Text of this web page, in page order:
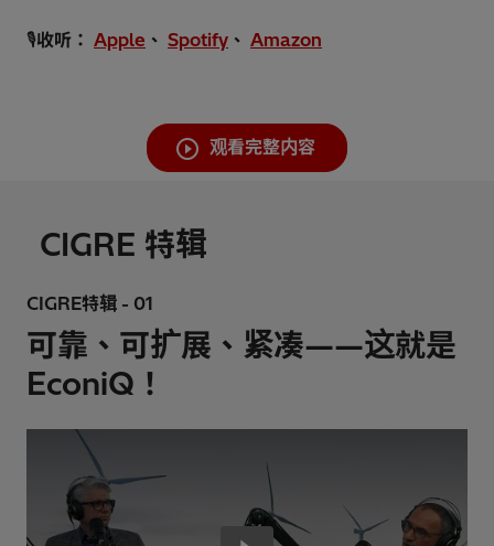
🎙️收听： Apple 、 Spotify 、 Amazon
观看完整内容
CIGRE 特辑
CIGRE特辑 - 01
可靠、可扩展、紧凑——这就是
EconiQ！